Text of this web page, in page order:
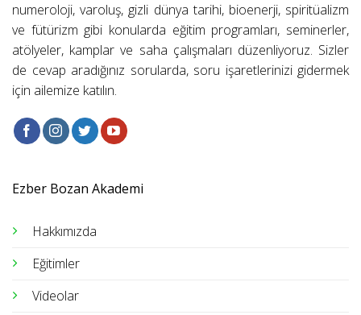
numeroloji, varoluş, gizli dünya tarihi, bioenerji, spiritüalizm
ve fütürizm gibi konularda eğitim programları, seminerler,
atölyeler, kamplar ve saha çalışmaları düzenliyoruz. Sizler
de cevap aradığınız sorularda, soru işaretlerinizi gidermek
için ailemize katılın.
Ezber Bozan Akademi
Hakkımızda
Eğitimler
Videolar